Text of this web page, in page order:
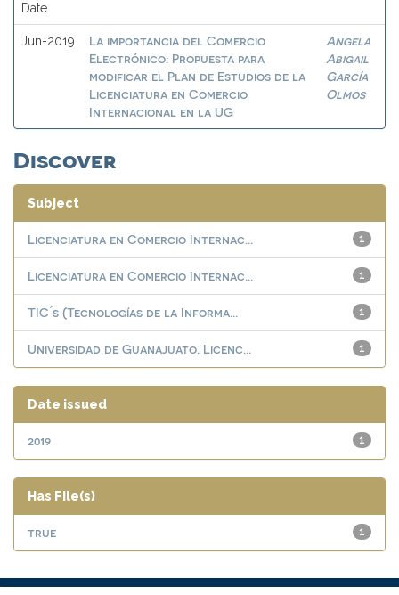
Date
Jun-2019
La importancia del Comercio
Electrónico: Propuesta para
modificar el Plan de Estudios de la
Licenciatura en Comercio
Internacional en la UG
Angela
Abigail
García
Olmos
Discover
Subject
1
Licenciatura en Comercio Internac...
1
Licenciatura en Comercio Internac...
1
TIC ́s (Tecnologías de la Informa...
1
Universidad de Guanajuato. Licenc...
Date issued
1
2019
Has File(s)
1
true